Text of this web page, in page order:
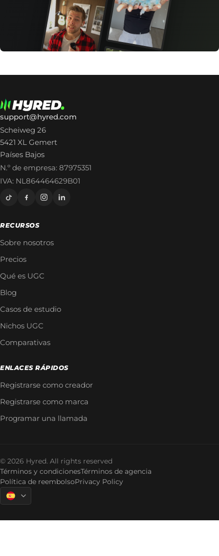
support@hyred.com
Scheiweg 26
5421 XL Gemert
Países Bajos
N.º de empresa: 87975351
IVA: NL864464629B01
RECURSOS
Sobre nosotros
Precios
Qué es UGC
Blog
Casos de estudio
Nichos UGC
Comparativas
ENLACES RÁPIDOS
Registrarse como creador
Registrarse como marca
Programar una llamada
© 2026 Hyred. All rights reserved
Términos y condicionesTérminos de agencia
Política de reembolsoPrivacy Policy
Language